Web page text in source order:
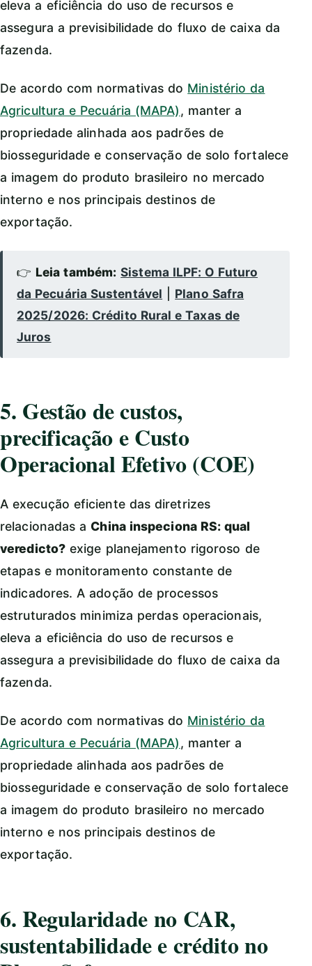
eleva a eficiência do uso de recursos e
assegura a previsibilidade do fluxo de caixa da
fazenda.
De acordo com normativas do Ministério da
Agricultura e Pecuária (MAPA), manter a
propriedade alinhada aos padrões de
biosseguridade e conservação de solo fortalece
a imagem do produto brasileiro no mercado
interno e nos principais destinos de
exportação.
👉 Leia também: Sistema ILPF: O Futuro
da Pecuária Sustentável
Plano Safra
2025/2026: Crédito Rural e Taxas de
Juros
5. Gestão de custos,
precificação e Custo
Operacional Efetivo (COE)
A execução eficiente das diretrizes
relacionadas aChina inspeciona RS: qual
veredicto? exige planejamento rigoroso de
etapas e monitoramento constante de
indicadores. A adoção de processos
estruturados minimiza perdas operacionais,
eleva a eficiência do uso de recursos e
assegura a previsibilidade do fluxo de caixa da
fazenda.
De acordo com normativas do Ministério da
Agricultura e Pecuária (MAPA), manter a
propriedade alinhada aos padrões de
biosseguridade e conservação de solo fortalece
a imagem do produto brasileiro no mercado
interno e nos principais destinos de
exportação.
6. Regularidade no CAR,
sustentabilidade e crédito no